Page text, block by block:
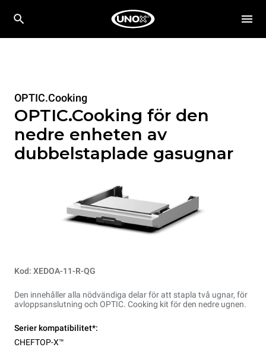
OPTIC.Cooking
OPTIC.Cooking för den
nedre enheten av
dubbelstaplade gasugnar
Kod: XEDOA-11-R-QG
Den innehåller alla nödvändiga delar för att stapla två ugnar, för
avloppsanslutning och OPTIC. Cooking kit för den nedre ugnen.
Serier kompatibilitet*:
CHEFTOP-X™